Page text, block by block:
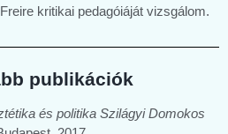
kritikai pedagóiáját vizsgálom.
publikációk
és politika Szilágyi Domokos